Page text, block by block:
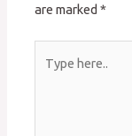
are marked*
here..